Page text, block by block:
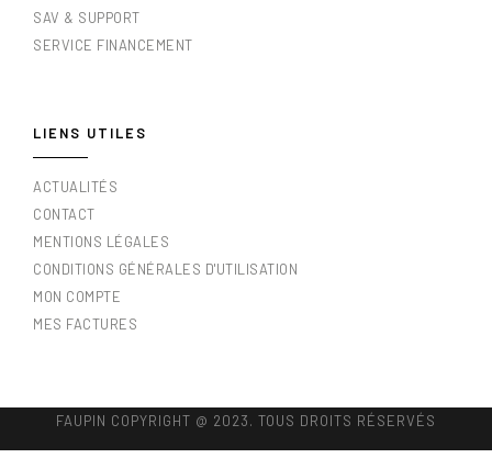
SAV & SUPPORT
SERVICE FINANCEMENT
LIENS UTILES
ACTUALITÉS
CONTACT
MENTIONS LÉGALES
CONDITIONS GÉNÉRALES D'UTILISATION
MON COMPTE
MES FACTURES
FAUPIN COPYRIGHT @ 2023. TOUS DROITS RÉSERVÉS